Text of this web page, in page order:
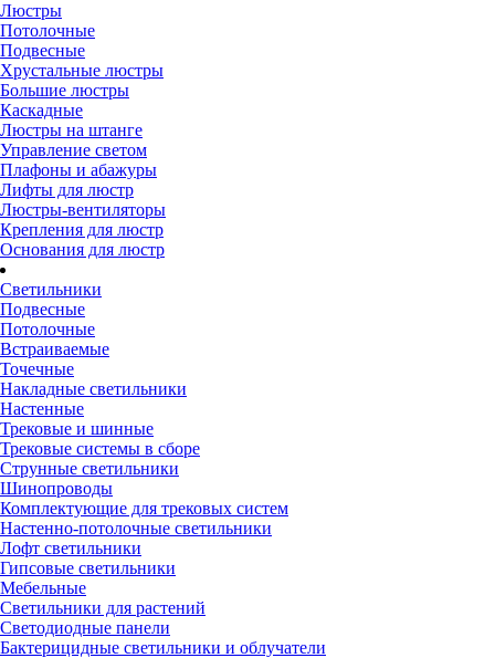
Люстры
Потолочные
Подвесные
Хрустальные люстры
Большие люстры
Каскадные
Люстры на штанге
Управление светом
Плафоны и абажуры
Лифты для люстр
Люстры-вентиляторы
Крепления для люстр
Основания для люстр
Светильники
Подвесные
Потолочные
Встраиваемые
Точечные
Накладные светильники
Настенные
Трековые и шинные
Трековые системы в сборе
Струнные светильники
Шинопроводы
Комплектующие для трековых систем
Настенно-потолочные светильники
Лофт светильники
Гипсовые светильники
Мебельные
Светильники для растений
Светодиодные панели
Бактерицидные светильники и облучатели